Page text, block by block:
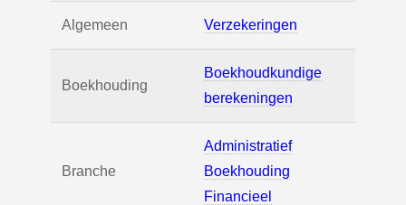
Algemeen Verzekeringen
Boekhouding
Boekhoudkundige
berekeningen
Branche
Administratief
Boekhouding
Financieel